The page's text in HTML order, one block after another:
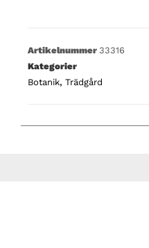
Artikelnummer 33316
Kategorier
Botanik, Trädgård